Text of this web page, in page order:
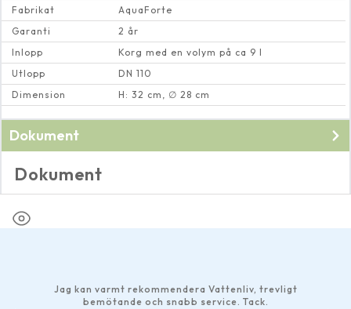
Fabrikat
AquaForte
Garanti
2 år
Inlopp
Korg med en volym på ca 9 l
Utlopp
DN 110
Dimension
H: 32 cm, ∅ 28 cm
Dokument
Dokument
Jag kan varmt rekommendera Vattenliv, trevligt
bemötande och snabb service. Tack.